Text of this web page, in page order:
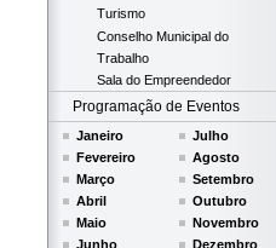
Turismo
Conselho Municipal do
Trabalho
Sala do Empreendedor
Programação de Eventos
Janeiro
Fevereiro
Março
Abril
Maio
Junho
Julho
Agosto
Setembro
Outubro
Novembro
Dezembro